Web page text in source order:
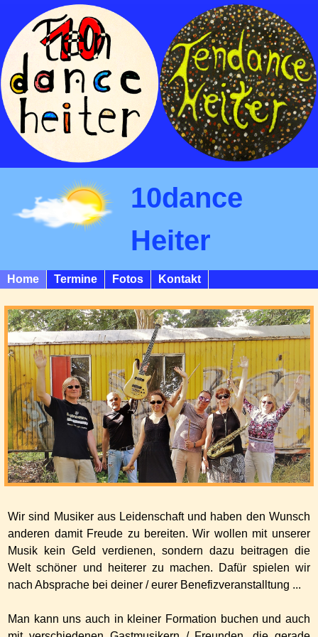
10dance
Heiter
Home Termine Fotos Kontakt
Wir sind Musiker aus Leidenschaft und haben den Wunsch
anderen damit Freude zu bereiten. Wir wollen mit unserer
Musik kein Geld verdienen, sondern dazu beitragen die
Welt schöner und heiterer zu machen. Dafür spielen wir
nach Absprache bei deiner / eurer Benefizveranstalltung ...
Man kann uns auch in kleiner Formation buchen und auch